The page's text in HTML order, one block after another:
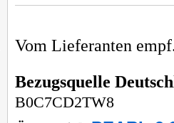
Vom Lieferanten
Bezugsquelle
B0C7CD2TW8